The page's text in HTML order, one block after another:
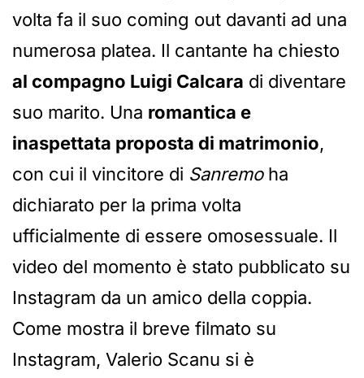
volta fa il suo coming out davanti ad una
numerosa platea. Il cantante ha chiesto
al compagno Luigi Calcara di diventare
suo marito. Una romantica e
inaspettata proposta di matrimonio,
con cui il vincitore di Sanremoha
dichiarato per la prima volta
ufficialmente di essere omosessuale. Il
video del momento è stato pubblicato su
Instagram da un amico della coppia.
Come mostra il breve filmato su
Instagram, Valerio Scanu si è